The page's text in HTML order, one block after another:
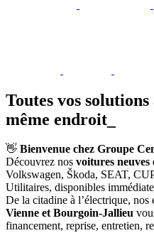
Toutes vos
même endroit
👋 Bienvenue chez Groupe
Découvrez nos voitures neuves
Volkswagen, Škoda, SEAT,
Utilitaires, disponibles
De la citadine à l’électrique, nos
Vienne et Bourgoin-Jallieu
financement, reprise, entretien,